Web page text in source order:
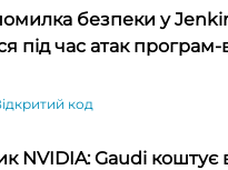
безпеки у
під час атак програм-
код
NVIDIA: Gaudi коштує